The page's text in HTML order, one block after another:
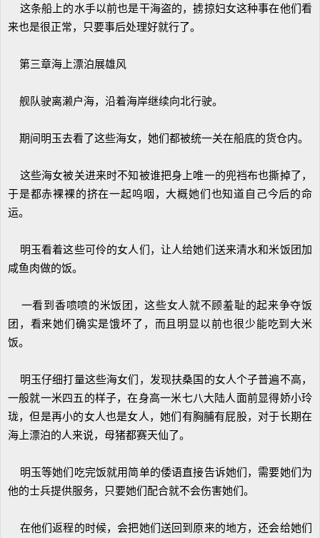
这条船上的水手以前也是干海盗的，掳掠妇女这种事在他们看
来也是很正常，只要事后处理好就行了。
第三章海上漂泊展雄风
舰队驶离濑户海，沿着海岸继续向北行驶。
期间明玉去看了这些海女，她们都被统一关在船底的货仓内。
这些海女被关进来时不知被谁把身上唯一的兜裆布也撕掉了，
于是都赤裸裸的挤在一起呜咽，大概她们也知道自己今后的命
运。
明玉看着这些可伶的女人们，让人给她们送来清水和米饭团加
咸鱼肉做的饭。
一看到香喷喷的米饭团，这些女人就不顾羞耻的起来争夺饭
团，看来她们确实是饿坏了，而且明显以前也很少能吃到大米
饭。
明玉仔细打量这些海女们，发现扶桑国的女人个子普遍不高，
一般就一米四五的样子，在身高一米七八大陆人面前显得娇小玲
珑，但是再小的女人也是女人，她们有胸脯有屁股，对于长期在
海上漂泊的人来说，母猪都赛天仙了。
明玉等她们吃完饭就用简单的倭语直接告诉她们，需要她们为
他的士兵提供服务，只要她们配合就不会伤害她们。
在他们返程的时候，会把她们送回到原来的地方，还会给她们